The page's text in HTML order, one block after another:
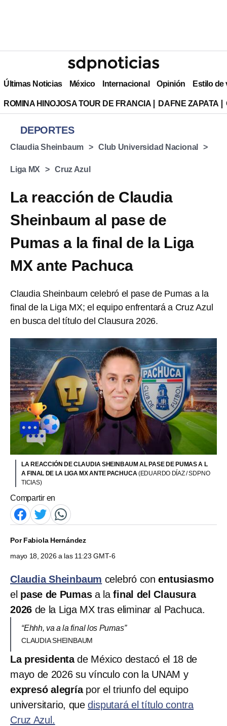
Últimas Noticias México Internacional Opinión Estilo de
ROMINA HINOJOSA TOUR DE FRANCIA DAFNE ZAPATA
DEPORTES
Claudia Sheinbaum Club Universidad Nacional
Liga MX Cruz Azul
La reacción de Claudia
Sheinbaum al pase de
Pumas a la final de la Liga
MX ante Pachuca
Claudia Sheinbaum celebró el pase de Pumas a la
final de la Liga MX; el equipo enfrentará a Cruz Azul
en busca del título del Clausura 2026.
LA REACCIÓN DE CLAUDIA SHEINBAUM AL PASE DE PUMAS A L
A FINAL DE LA LIGA MX ANTE PACHUCA(EDUARDO DÍAZ / SDPNO
TICIAS)
Compartir en
PorFabiola Hernández
mayo 18, 2026 a las 11:23 GMT-6
Claudia Sheinbaum celebró conentusiasmo
el pase de Pumasa lafinal del Clausura
2026 de la Liga MX tras eliminar al Pachuca.
“Ehhh, va a la final los Pumas”
CLAUDIA SHEINBAUM
La presidentade México destacó el 18 de
mayo de 2026 su vínculo con la UNAM y
expresó alegríapor el triunfo del equipo
universitario, quedisputará el título contra
Cruz Azul.